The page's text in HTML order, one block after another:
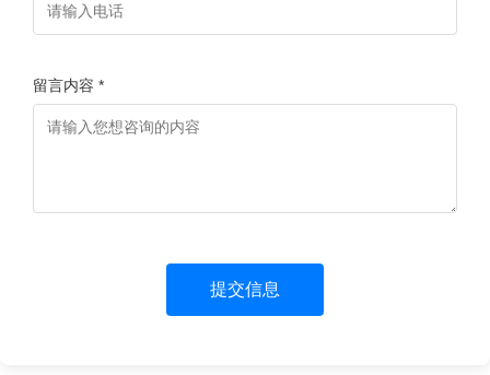
留言内容 *
提交信息